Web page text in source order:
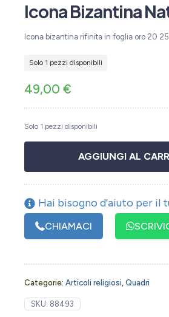
Icona Bizantina
Icona bizantina rifinita in foglia oro 20 25
Solo 1 pezzi disponibili
49,00 €
Solo 1 pezzi disponibili
AGGIUNGI AL
Hai bisogno d'aiuto per il
CHIAMACI
Categorie: Articoli religiosi, Quadri
SKU: 88493